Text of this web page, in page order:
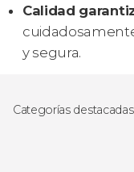
Calidad
y segura.
Categorías destacadas